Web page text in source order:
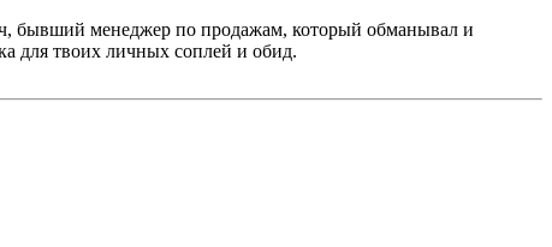
бывший менеджер по продажам, который обманывал и
для твоих личных соплей и обид.